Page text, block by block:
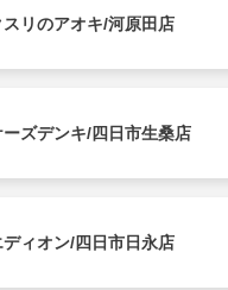
スリのアオキ/河原田店
ーズデンキ/四日市生桑店
ディオン/四日市日永店